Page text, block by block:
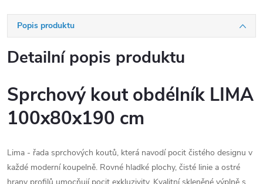
Popis produktu
Detailní popis produktu
Sprchový kout obdélník LIMA
100x80x190 cm
Lima - řada sprchových koutů, která navodí pocit čistého designu v
každé moderní koupelně. Rovné hladké plochy, čisté linie a ostré
hrany profilů umocňují pocit exkluzivity. Kvalitní skleněné výplně s